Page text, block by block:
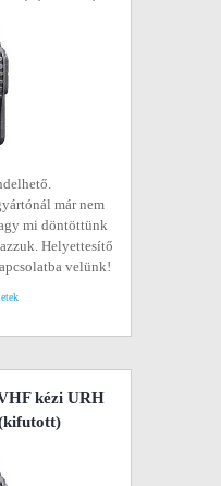
már nem
mi döntöttünk
Helyettesítő
velünk!
kézi URH